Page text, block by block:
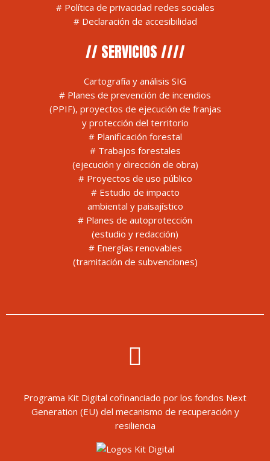
# Política de privacidad redes sociales
# Declaración de accesibilidad
// SERVICIOS ////
Cartografía y análisis SIG
# Planes de prevención de incendios
(PPIF), proyectos de ejecución de franjas
y protección del territorio
# Planificación forestal
# Trabajos forestales
(ejecución y dirección de obra)
# Proyectos de uso público
# Estudio de impacto
ambiental y paisajístico
# Planes de autoprotección
(estudio y redacción)
# Energías renovables
(tramitación de subvenciones)
Programa Kit Digital cofinanciado por los fondos Next
Generation (EU) del mecanismo de recuperación y
resiliencia